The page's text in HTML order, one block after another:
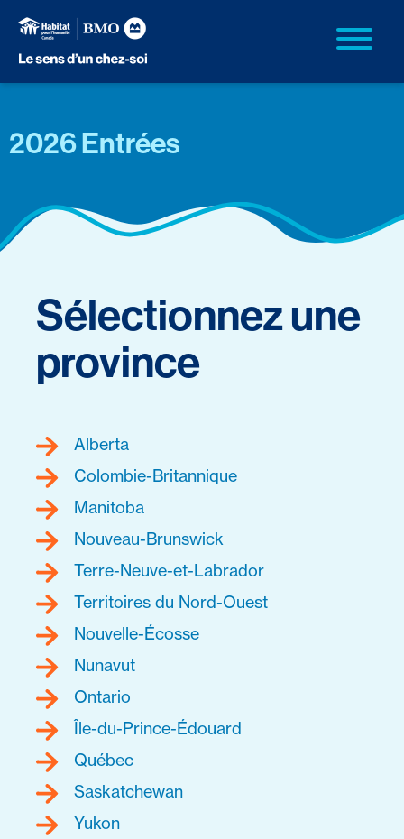
2026 Entrées
Sélectionnez une
province
Alberta
Colombie-Britannique
Manitoba
Nouveau-Brunswick
Terre-Neuve-et-Labrador
Territoires du Nord-Ouest
Nouvelle-Écosse
Nunavut
Ontario
Île-du-Prince-Édouard
Québec
Saskatchewan
Yukon